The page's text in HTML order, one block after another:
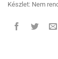
Készlet: Nem